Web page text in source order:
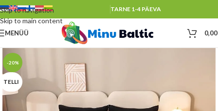
Skip to navigation
Skip to main content
TARNE 1-4 PÄEVA
MENÜÜ
-20%
TELLI